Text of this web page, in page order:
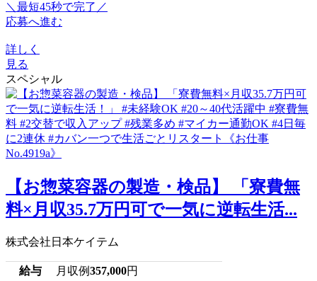
＼最短45秒で完了／
応募へ進む
詳しく
見る
スペシャル
【お惣菜容器の製造・検品】 「寮費無
料×月収35.7万円可で一気に逆転生活...
株式会社日本ケイテム
給与 月収例357,000円